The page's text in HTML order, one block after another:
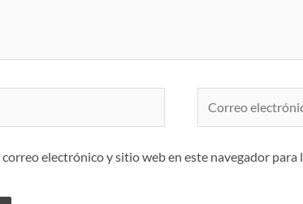
electrónico*
electrónico y sitio web en este navegador para